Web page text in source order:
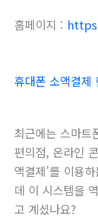
홈페이지 :
휴대폰 소액결제
최근에는 스마트
편의점, 온라인
액결제’를 이용
데 이 시스템을
고 계셨나요?